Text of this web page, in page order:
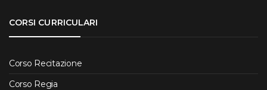
CORSI CURRICULARI
Corso Recitazione
Corso Regia